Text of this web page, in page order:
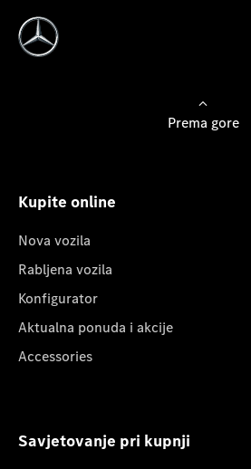
Prema gore
Kupite online
Nova vozila
Rabljena vozila
Konfigurator
Aktualna ponuda i akcije
Accessories
Savjetovanje pri kupnji